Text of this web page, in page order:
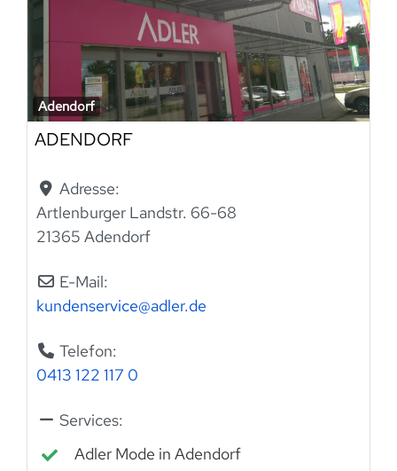
Adendorf
ADENDORF
Adresse:
Artlenburger Landstr. 66-68
21365 Adendorf
E-Mail:
kundenservice@adler.de
Telefon:
0413 122 117 0
Services:
Adler Mode in Adendorf